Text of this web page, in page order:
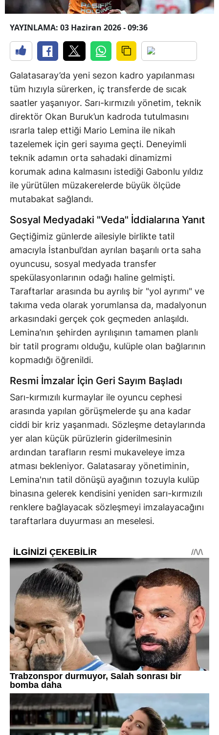
YAYINLAMA: 03 Haziran 2026 - 09:36
Galatasaray’da yeni sezon kadro yapılanması
tüm hızıyla sürerken, iç transferde de sıcak
saatler yaşanıyor. Sarı-kırmızılı yönetim, teknik
direktör Okan Buruk’un kadroda tutulmasını
ısrarla talep ettiği Mario Lemina ile nikah
tazelemek için geri sayıma geçti. Deneyimli
teknik adamın orta sahadaki dinamizmi
korumak adına kalmasını istediği Gabonlu yıldız
ile yürütülen müzakerelerde büyük ölçüde
mutabakat sağlandı.
Sosyal Medyadaki "Veda" İddialarına Yanıt
Geçtiğimiz günlerde ailesiyle birlikte tatil
amacıyla İstanbul’dan ayrılan başarılı orta saha
oyuncusu, sosyal medyada transfer
spekülasyonlarının odağı haline gelmişti.
Taraftarlar arasında bu ayrılış bir "yol ayrımı" ve
takıma veda olarak yorumlansa da, madalyonun
arkasındaki gerçek çok geçmeden anlaşıldı.
Lemina’nın şehirden ayrılışının tamamen planlı
bir tatil programı olduğu, kulüple olan bağlarının
kopmadığı öğrenildi.
Resmi İmzalar İçin Geri Sayım Başladı
Sarı-kırmızılı kurmaylar ile oyuncu cephesi
arasında yapılan görüşmelerde şu ana kadar
ciddi bir kriz yaşanmadı. Sözleşme detaylarında
yer alan küçük pürüzlerin giderilmesinin
ardından tarafların resmi mukaveleye imza
atması bekleniyor. Galatasaray yönetiminin,
Lemina'nın tatil dönüşü ayağının tozuyla kulüp
binasına gelerek kendisini yeniden sarı-kırmızılı
renklere bağlayacak sözleşmeyi imzalayacağını
taraftarlara duyurması an meselesi.